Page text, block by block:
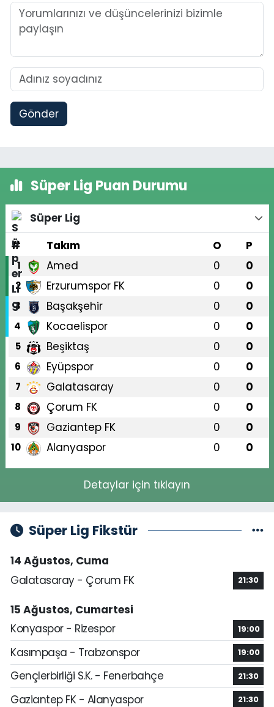
Gönder
Süper Lig Puan Durumu
Süper Lig
#
Takım O P
1 Amed 0 0
2 Erzurumspor FK 0 0
3 Başakşehir 0 0
4 Kocaelispor 0 0
5 Beşiktaş 0 0
6 Eyüpspor 0 0
7 Galatasaray 0 0
8 Çorum FK 0 0
9 Gaziantep FK 0 0
10 Alanyaspor 0 0
Detaylar için tıklayın
Süper Lig Fikstür
14 Ağustos, Cuma
Galatasaray - Çorum FK
21:30
15 Ağustos, Cumartesi
Konyaspor - Rizespor
19:00
Kasımpaşa - Trabzonspor 19:00
Gençlerbirliği S.K. - Fenerbahçe 21:30
Gaziantep FK - Alanyaspor 21:30